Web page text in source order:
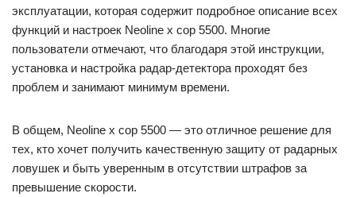
эксплуатации, которая содержит подробное описание всех
функций и настроек Neoline x cop 5500. Многие
пользователи отмечают, что благодаря этой инструкции,
установка и настройка радар-детектора проходят без
проблем и занимают минимум времени.
В общем, Neoline x cop 5500 — это отличное решение для
тех, кто хочет получить качественную защиту от радарных
ловушек и быть уверенным в отсутствии штрафов за
превышение скорости.